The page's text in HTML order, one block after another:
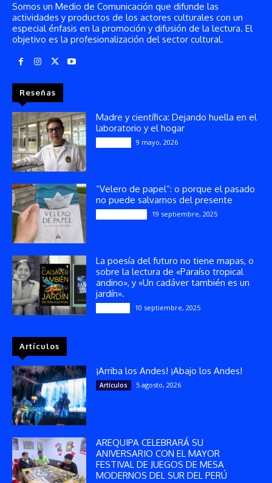
Somos un Medio de Comunicación que difunde las
actividades y productos de los actores culturales con un
especial énfasis en la promoción y difusión de la lectura. El
objetivo es la profesionalización del sector cultural.
Reseñas
Madre y científica: Dejando huella en el
laboratorio y el hogar
9 mayo, 2026
“Velero de papel”: o porque el pasado
no puede salvarnos del presente
19 septiembre, 2025
La poesía del futuro no tiene mapas, o
sobre la lectura de «Paraíso tropical
andino», y «Un cadáver también es un
jardín».
10 septiembre, 2025
Artículos
¡Arriba los Andes! ¡Abajo los Andes!
Artículos 5 agosto, 2026
AREQUIPA CELEBRARÁ SU
ANIVERSARIO CON EL MAYOR
FESTIVAL DE JUEGOS DE MESA
MODERNOS DEL SUR DEL PERÚ